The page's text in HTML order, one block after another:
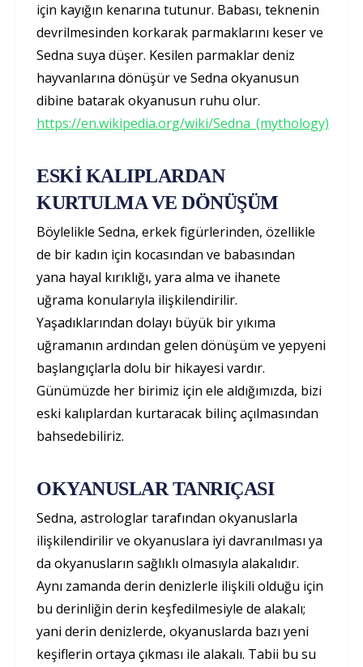
için kayığın kenarına tutunur. Babası, teknenin
devrilmesinden korkarak parmaklarını keser ve
Sedna suya düşer. Kesilen parmaklar deniz
hayvanlarına dönüşür ve Sedna okyanusun
dibine batarak okyanusun ruhu olur.
https://en.wikipedia.org/wiki/Sedna_(mythology)
ESKİ KALIPLARDAN
KURTULMA VE DÖNÜŞÜM
Böylelikle Sedna, erkek figürlerinden, özellikle
de bir kadın için kocasından ve babasından
yana hayal kırıklığı, yara alma ve ihanete
uğrama konularıyla ilişkilendirilir.
Yaşadıklarından dolayı büyük bir yıkıma
uğramanın ardından gelen dönüşüm ve yepyeni
başlangıçlarla dolu bir hikayesi vardır.
Günümüzde her birimiz için ele aldığımızda, bizi
eski kalıplardan kurtaracak bilinç açılmasından
bahsedebiliriz.
OKYANUSLAR TANRIÇASI
Sedna, astrologlar tarafından okyanuslarla
ilişkilendirilir ve okyanuslara iyi davranılması ya
da okyanusların sağlıklı olmasıyla alakalıdır.
Aynı zamanda derin denizlerle ilişkili olduğu için
bu derinliğin derin keşfedilmesiyle de alakalı;
yani derin denizlerde, okyanuslarda bazı yeni
keşiflerin ortaya çıkması ile alakalı. Tabii bu su